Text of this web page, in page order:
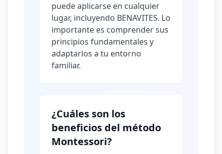
puede aplicarse en cualquier
lugar, incluyendo BENAVITES. Lo
importante es comprender sus
principios fundamentales y
adaptarlos a tu entorno
familiar.
¿Cuáles son los
beneficios del método
Montessori?